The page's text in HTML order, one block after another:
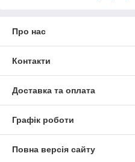
Про нас
Контакти
Доставка та оплата
Графік роботи
Повна версія сайту